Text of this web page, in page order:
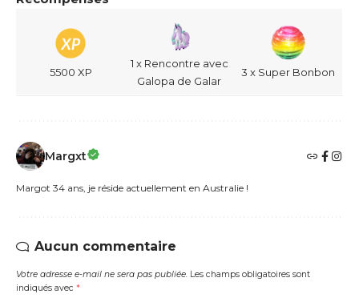
5500 XP
1 x Rencontre avec
Galopa de Galar
3 x Super Bonbon
Margxt
Margot 34 ans, je réside actuellement en Australie !
Aucun commentaire
Votre adresse e-mail ne sera pas publiée. Les champs obligatoires sont
indiqués avec *